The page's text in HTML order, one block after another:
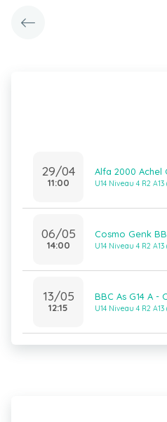
29/04
11:00
Alfa 2000 Achel
U14 Niveau 4 R2
06/05
14:00
Cosmo Genk
U14 Niveau 4 R2
13/05
12:15
BBC As G14 A -
U14 Niveau 4 R2